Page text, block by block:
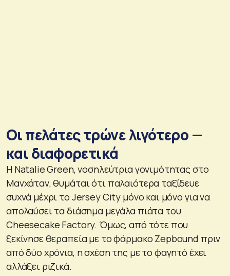
Οι πελάτες τρώνε λιγότερο —
και διαφορετικά
Η Natalie Green, νοσηλεύτρια γονιμότητας στο
Μανχάταν, θυμάται ότι παλαιότερα ταξίδευε
συχνά μέχρι το Jersey City μόνο και μόνο για να
απολαύσει τα διάσημα μεγάλα πιάτα του
Cheesecake Factory. Όμως, από τότε που
ξεκίνησε θεραπεία με το φάρμακο Zepbound πριν
από δύο χρόνια, η σχέση της με το φαγητό έχει
αλλάξει ριζικά.